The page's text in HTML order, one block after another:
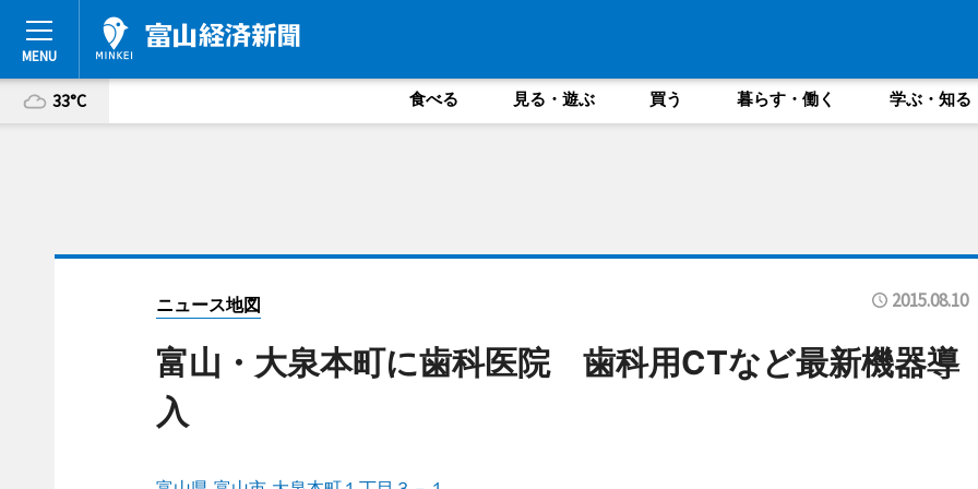
33°C 食べる 見る・遊ぶ 買う 暮らす・働く 学ぶ・知る
ニュース地図 2015.08.10
富山・大泉本町に歯科医院 歯科用CTなど最新機器導
入